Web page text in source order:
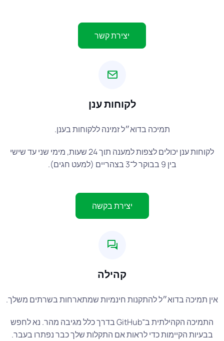
יצירת קשר
לקוחות ענן
תמיכה בדוא״ל זמינה ללקוחות בענן.
לקוחות ענן יכולים לצפות למענה תוך 24 שעות, מימי שני עד שישי
יצירת בקשה
קהילה
תמיכה בדוא״ל להתקנות חינמיות שמתארחות בשרתים משלך.
התמיכה הקהילתית ב־GitHub בדרך כלל מגיבה מהר. נא לחפש
הקיימות כדי לראות אם התקלות שלך כבר נפתרו בעבר.